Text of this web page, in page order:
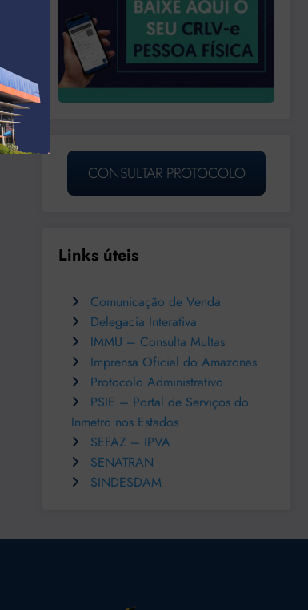
CONSULTAR PROTOCOLO
Links úteis
Comunicação de Venda
Delegacia Interativa
IMMU – Consulta Multas
Imprensa Oficial do Amazonas
Protocolo Administrativo
PSIE – Portal de Serviços do
Inmetro nos Estados
SEFAZ – IPVA
SENATRAN
SINDESDAM